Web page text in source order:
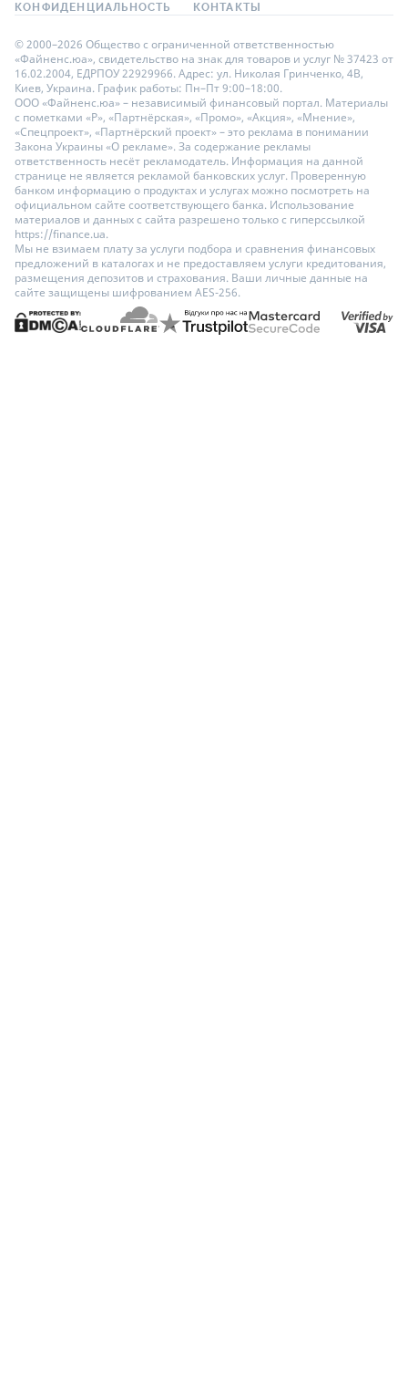
КОНФИДЕНЦИАЛЬНОСТЬ КОНТАКТЫ
© 2000–2026 Общество с ограниченной ответственностью
«Файненс.юа», свидетельство на знак для товаров и услуг № 37423 от
16.02.2004, ЕДРПОУ 22929966. Адрес: ул. Николая Гринченко, 4В,
Киев, Украина. График работы: Пн–Пт 9:00–18:00.
ООО «Файненс.юа» – независимый финансовый портал. Материалы
с пометками «Р», «Партнёрская», «Промо», «Акция», «Мнение»,
«Спецпроект», «Партнёрский проект» – это реклама в понимании
Закона Украины «О рекламе». За содержание рекламы
ответственность несёт рекламодатель. Информация на данной
странице не является рекламой банковских услуг. Проверенную
банком информацию о продуктах и услугах можно посмотреть на
официальном сайте соответствующего банка. Использование
материалов и данных с сайта разрешено только с гиперссылкой
https://finance.ua.
Мы не взимаем плату за услуги подбора и сравнения финансовых
предложений в каталогах и не предоставляем услуги кредитования,
размещения депозитов и страхования. Ваши личные данные на
сайте защищены шифрованием AES-256.